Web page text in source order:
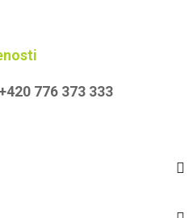
776 373 333